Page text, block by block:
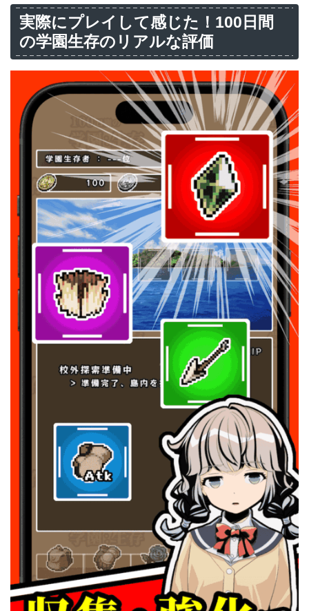
実際にプレイして感じた！100日間
の学園生存のリアルな評価